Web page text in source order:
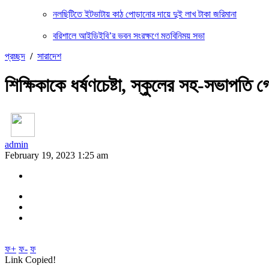
নলছিটিতে ইটভাটায় কাঠ পোড়ানোর দায়ে দুই লাখ টাকা জরিমানা
বরিশালে আইডিইবি’র ভবন সংরক্ষণে মতবিনিময় সভা
প্রচ্ছদ / সারাদেশ
শিক্ষিকাকে ধর্ষণচেষ্টা, স্কুলের সহ-সভাপতি
admin
February 19, 2023 1:25 am
ফ+ ফ- ফ
Link Copied!